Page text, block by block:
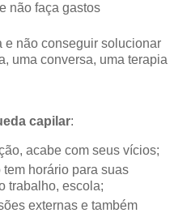
não faça gastos
e não conseguir solucionar
uma conversa, uma terapia
capilar:
acabe com seus vícios;
horário para suas
trabalho, escola;
externas e também